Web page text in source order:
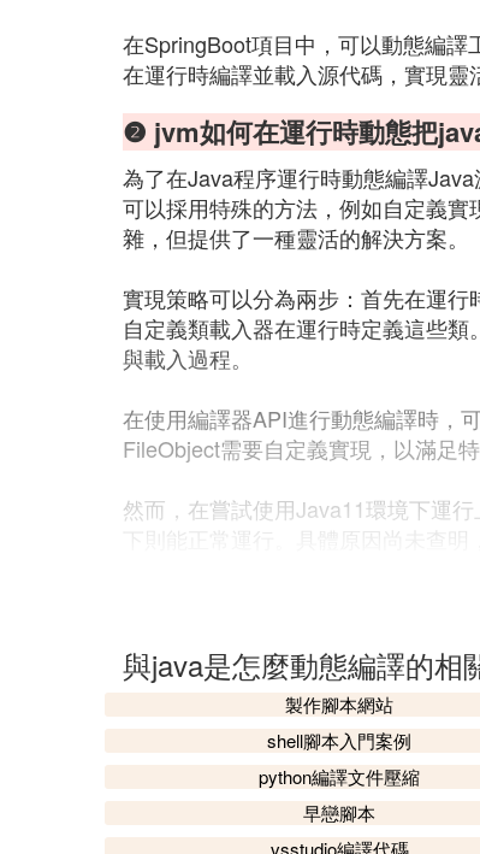
在SpringBoot項目中，可以動態編
在運行時編譯並載入源代碼，實現靈
❷ jvm如何在運行時動態把
為了在Java程序運行時動態編譯
可以採用特殊的方法，例如自定義
雜，但提供了一種靈活的解決方案。
實現策略可以分為兩步：首先在運
自定義類載入器在運行時定義這些
與載入過程。
在使用編譯器API進行動態編譯時，
FileObject需要自定義實現，以滿足
然而，在嘗試使用Java11環境下運
下則能正常運行。具體原因尚未查
❸ Java代碼的靜態編譯和動
能。動態編譯有兩種方式實現：
從源碼編譯，需要調用Java
動態位元組碼生成技術（如
動態編譯可以簡化代碼，增強類功能
與java是怎麼動態編譯的相
製作腳本網站
shell腳本入門案例
python編譯文件壓縮
早戀腳本
vsstudio編譯代碼